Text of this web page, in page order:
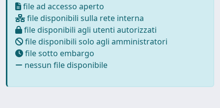
file ad accesso aperto
file disponibili sulla rete interna
file disponibili agli utenti autorizzati
file disponibili solo agli amministratori
file sotto embargo
nessun file disponibile